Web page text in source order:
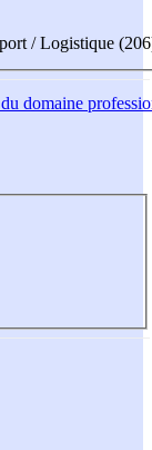
/ Logistique
domaine